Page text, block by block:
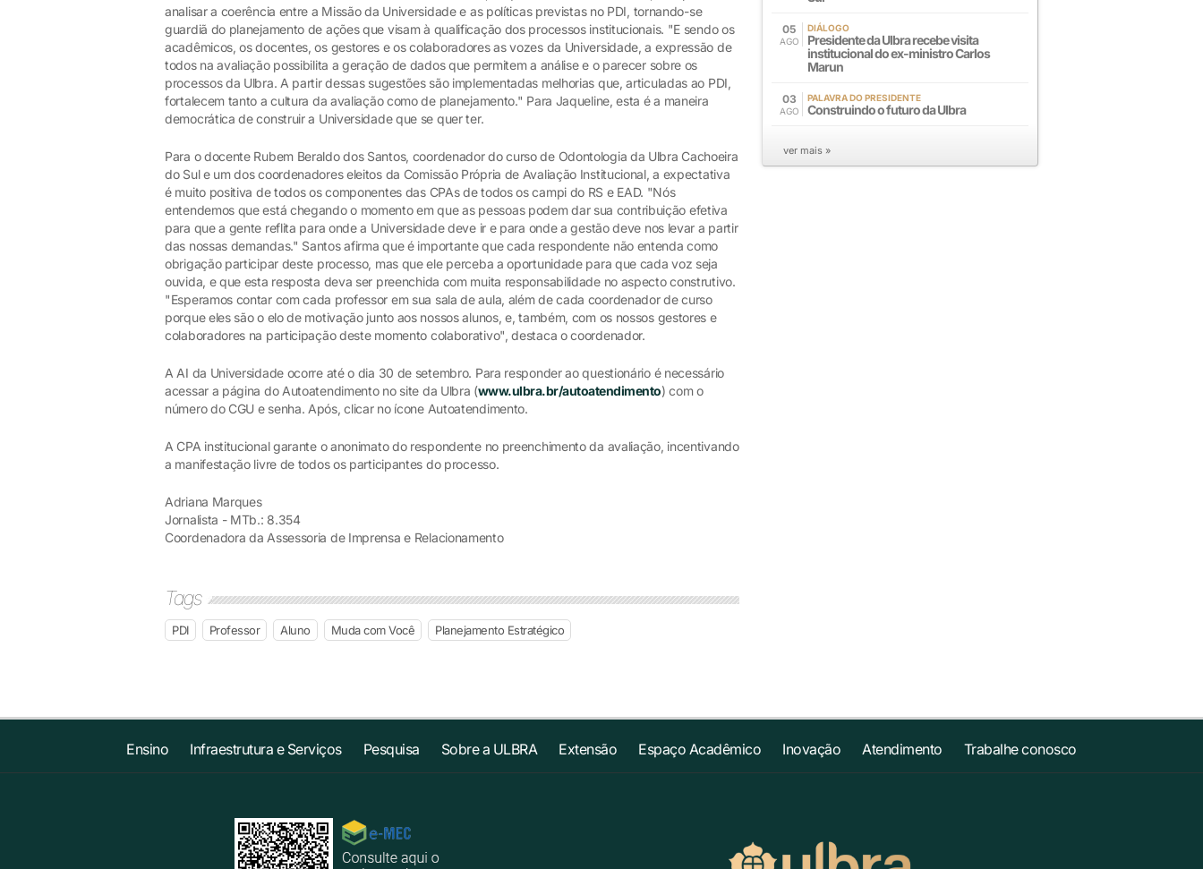
analisar a coerência entre a Missão da Universidade e as políticas previstas no PDI, tornando-se
guardiã do planejamento de ações que visam à qualificação dos processos institucionais. "E sendo os
acadêmicos, os docentes, os gestores e os colaboradores as vozes da Universidade, a expressão de
todos na avaliação possibilita a geração de dados que permitem a análise e o parecer sobre os
processos da Ulbra. A partir dessas sugestões são implementadas melhorias que, articuladas ao PDI,
fortalecem tanto a cultura da avaliação como de planejamento." Para Jaqueline, esta é a maneira
democrática de construir a Universidade que se quer ter.
Para o docente Rubem Beraldo dos Santos, coordenador do curso de Odontologia da Ulbra Cachoeira
do Sul e um dos coordenadores eleitos da Comissão Própria de Avaliação Institucional, a expectativa
é muito positiva de todos os componentes das CPAs de todos os campi do RS e EAD. "Nós
entendemos que está chegando o momento em que as pessoas podem dar sua contribuição efetiva
para que a gente reflita para onde a Universidade deve ir e para onde a gestão deve nos levar a partir
das nossas demandas." Santos afirma que é importante que cada respondente não entenda como
obrigação participar deste processo, mas que ele perceba a oportunidade para que cada voz seja
ouvida, e que esta resposta deva ser preenchida com muita responsabilidade no aspecto construtivo.
"Esperamos contar com cada professor em sua sala de aula, além de cada coordenador de curso
porque eles são o elo de motivação junto aos nossos alunos, e, também, com os nossos gestores e
colaboradores na participação deste momento colaborativo", destaca o coordenador.
A AI da Universidade ocorre até o dia 30 de setembro. Para responder ao questionário é necessário
acessar a página do Autoatendimento no site da Ulbra (www.ulbra.br/autoatendimento) com o
número do CGU e senha. Após, clicar no ícone Autoatendimento.
A CPA institucional garante o anonimato do respondente no preenchimento da avaliação, incentivando
a manifestação livre de todos os participantes do processo.
Adriana Marques
Jornalista - MTb.: 8.354
Coordenadora da Assessoria de Imprensa e Relacionamento
Tags
PDI Professor Aluno Muda com Você Planejamento Estratégico
05
AGO
DIÁLOGO
Presidente da Ulbra recebe visita
institucional do ex-ministro Carlos
Marun
03
AGO
PALAVRA DO PRESIDENTE
Construindo o futuro da Ulbra
ver mais »
Ensino Infraestrutura e Serviços Pesquisa Sobre a ULBRA Extensão Espaço Acadêmico Inovação Atendimento Trabalhe conosco